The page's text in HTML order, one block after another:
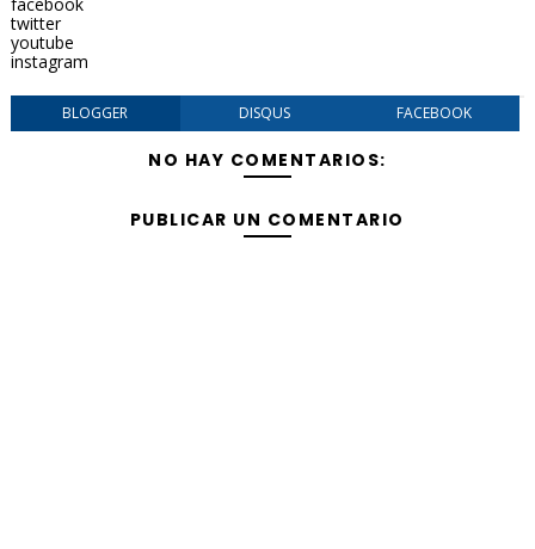
twitter
youtube
instagram
BLOGGER DISQUS FACEBOOK
NO HAY COMENTARIOS:
PUBLICAR UN COMENTARIO